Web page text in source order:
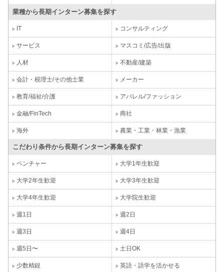
業種から長期インターン募集を探す
IT コンサルティング
サービス マスコミ/広告/出版
人材 不動産/建築
会計・税理士/その他士業 メーカー
教育/福祉/介護 アパレル/ファッション
金融/FinTech 商社
海外 農業・工業・林業・漁業
こだわり条件から長期インターン募集を探す
ベンチャー 大学1年生歓迎
大学2年生歓迎 大学3年生歓迎
大学4年生歓迎 大学院生歓迎
週1日 週2日
週3日 週4日
週5日〜 土日OK
少数精鋭 英語・語学を活かせる